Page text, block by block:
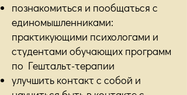
познакомиться и пообщаться с
единомышленниками:
практикующими психологами и
студентами обучающих программ
по Гештальт-терапии
улучшить контакт с собой и